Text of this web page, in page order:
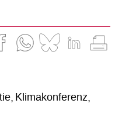
Klimakonferenz